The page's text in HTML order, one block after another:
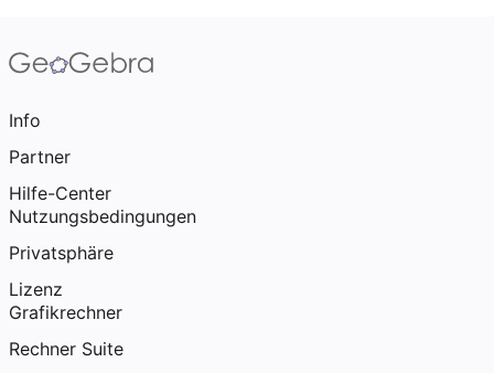
Info
Partner
Hilfe-Center
Nutzungsbedingungen
Privatsphäre
Lizenz
Grafikrechner
Rechner Suite